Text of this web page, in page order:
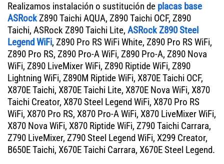
Realizamos instalación o sustitución de placas base
ASRockZ890 Taichi AQUA, Z890 Taichi OCF, Z890
Taichi, ASRock Z890 Taichi Lite, ASRock Z890 Steel
Legend WiFi, Z890 Pro RS WiFi White, Z890 Pro RS WiFi,
Z890 Pro RS, Z890 Pro-A WiFi, Z890 Pro-A, Z890 Nova
WiFi, Z890 LiveMixer WiFi, Z890 Riptide WiFi, Z890
Lightning WiFi, Z890M Riptide WiFi, X870E Taichi OCF,
X870E Taichi, X870E Taichi Lite, X870E Nova WiFi, X870
Taichi Creator, X870 Steel Legend WiFi, X870 Pro RS
WiFi, X870 Pro RS, X870 Pro-A WiFi, X870 LiveMixer WiFi,
X870 Nova WiFi, X870 Riptide WiFi, Z790 Taichi Carrara,
Z790 LiveMixer, Z790 Steel Legend WiFi, X299 Creator,
B650E Taichi, X670E Taichi Carrara, X670E Steel Legend.